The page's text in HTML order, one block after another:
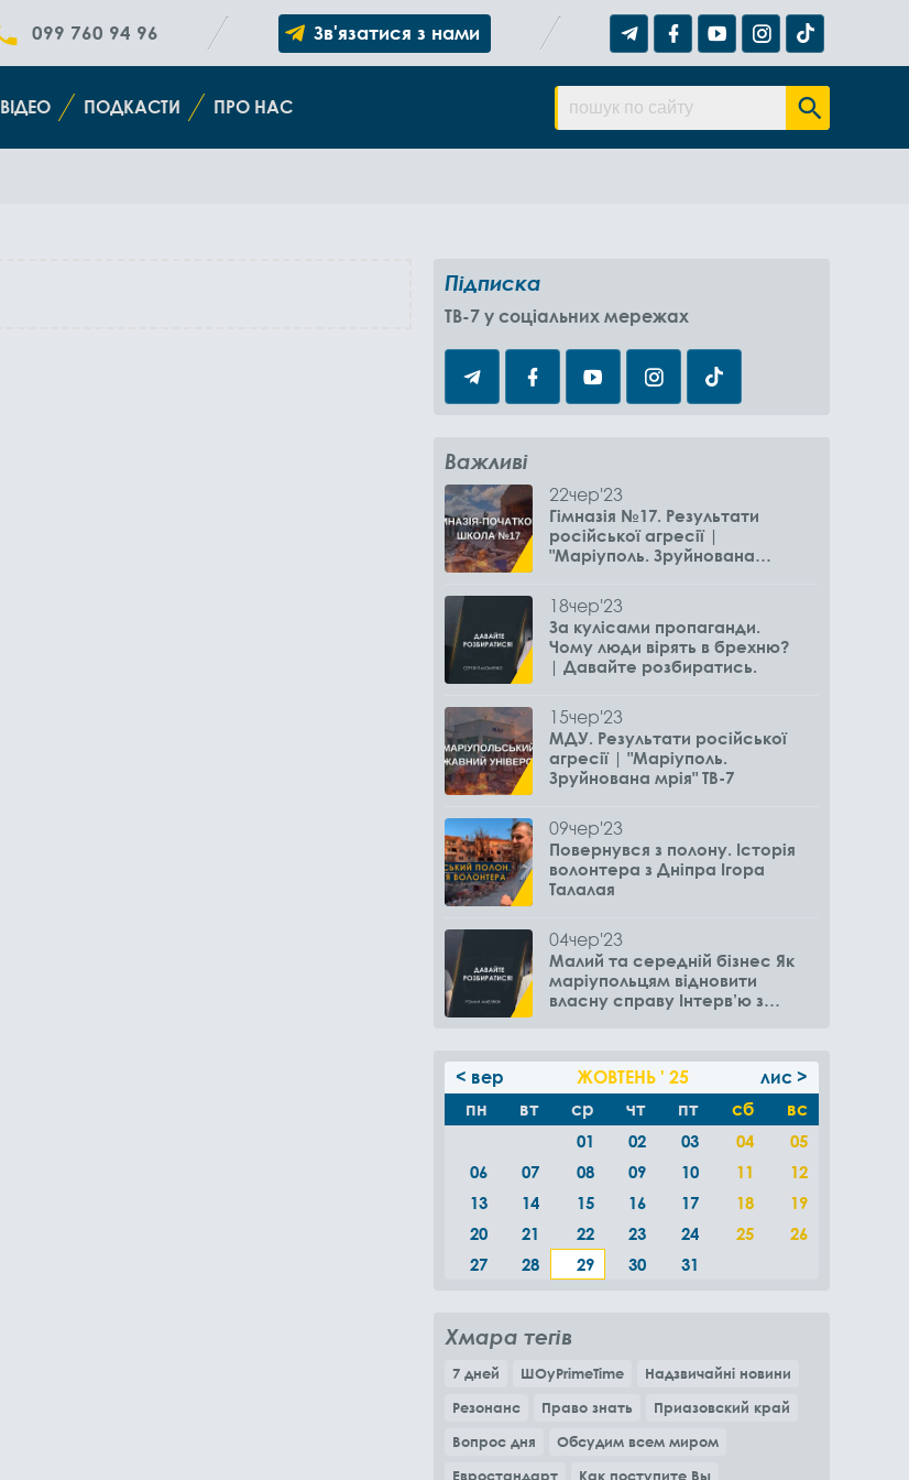
099 760 94 96 Зв'язатися з нами
ВІДЕО ПОДКАСТИ ПРО НАС
Підписка
TB-7 у соціальних мережах
Важливі
22чер'23
Гімназія №17. Результати
російської агресії |
"Маріуполь. Зруйнована
18чер'23
За кулісами пропаганди.
Чому люди вірять в брехню?
| Давайте розбиратись.
15чер'23
МДУ. Результати російської
агресії | "Маріуполь.
Зруйнована мрія" ТВ-7
09чер'23
Повернувся з полону. Історія
волонтера з Дніпра Ігора
Талалая
04чер'23
Малий та середній бізнес Як
маріупольцям відновити
власну справу Інтерв’ю з
< вер ЖОВТЕНЬ ' 25
лис >
пн
вт ср чт пт сб вс
01 02 03 04
05
06
07 08 09 10 11
12
13
14 15 16 17 18
19
20
21 22 23 24 25
26
27
28 29 30 31
Хмара тегів
7 дней ШОуPrimeTime
Надзвичайні новини
Резонанс
Право знать
Приазовский край
Вопрос дня
Обсудим всем миром
Евростандарт
Как поступите Вы